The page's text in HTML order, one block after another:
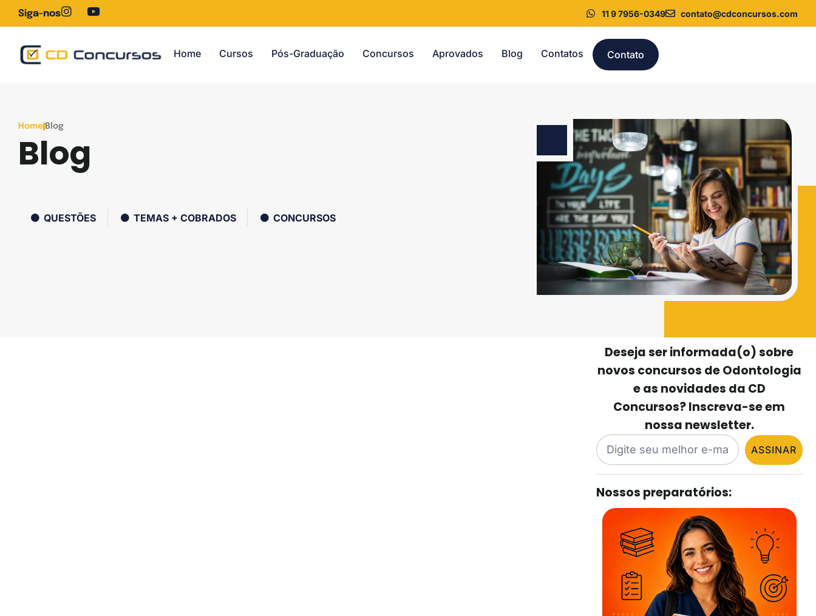
Siga-nos 11 9 7956-0349 contato@cdconcursos.com
Home Cursos Pós-Graduação Concursos Aprovados Blog Contatos Contato
Home Blog
Blog
QUESTÕES TEMAS + COBRADOS CONCURSOS
Deseja ser informada(o) sobre
novos concursos de Odontologia
e as novidades da CD
Concursos? Inscreva-se em
nossa newsletter.
ASSINAR
Nossos preparatórios: